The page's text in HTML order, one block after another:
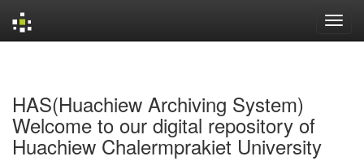
HAS(Huachiew Archiving System)
Welcome to our digital repository of
Huachiew Chalermprakiet University